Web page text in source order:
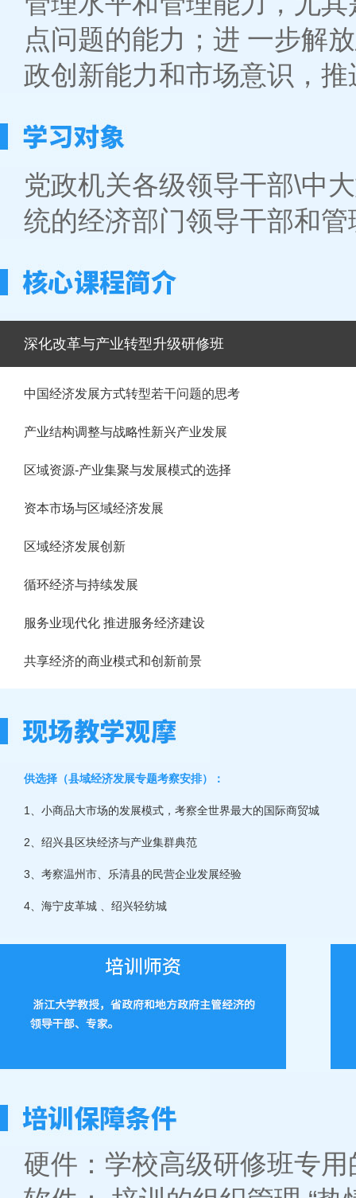
点问题的能力；进 一步解
政创新能力和市场意识，
党政机关各级领导干部\中
统的经济部门领导干部和管
深化改革与产业转型升级研修班
中国经济发展方式转型若干问题的思考
产业结构调整与战略性新兴产业发展
区域资源-产业集聚与发展模式的选择
资本市场与区域经济发展
区域经济发展创新
循环经济与持续发展
服务业现代化 推进服务经济建设
共享经济的商业模式和创新前景
供选择（县域经济发展专题考察安排）：
1、小商品大市场的发展模式，考察全世界最大的国际商贸城
2、绍兴县区块经济与产业集群典范
3、考察温州市、乐清县的民营企业发展经验
4、海宁皮革城 、绍兴轻纺城
硬件：学校高级研修班专